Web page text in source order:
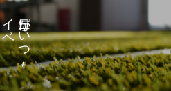
が
い
つ
も
イ
ベ
ン
ト